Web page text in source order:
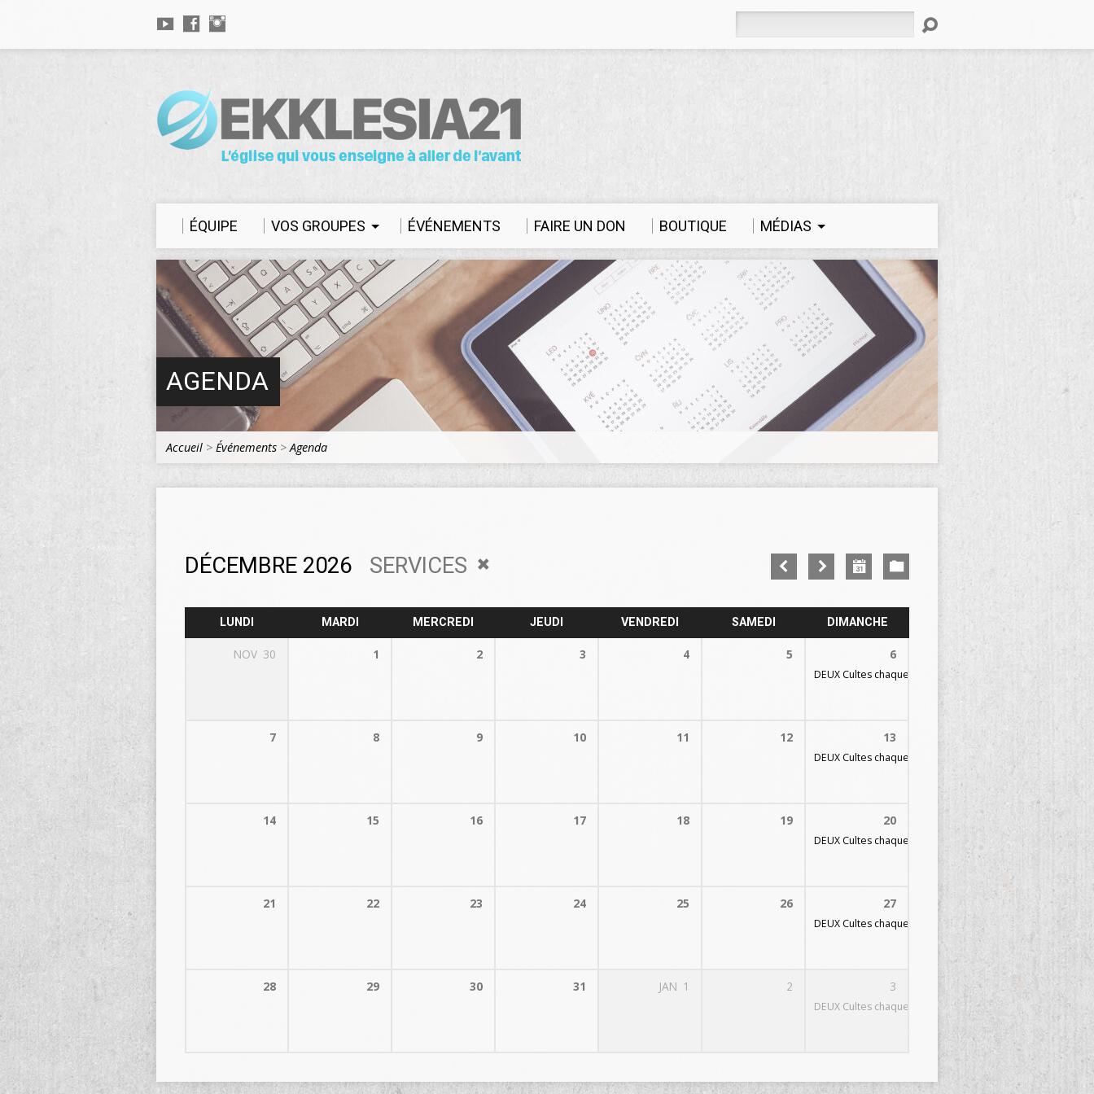
ÉQUIPE VOS GROUPES ÉVÉNEMENTS FAIRE UN DON BOUTIQUE MÉDIAS
AGENDA
Accueil > Événements >Agenda
DÉCEMBRE 2026 SERVICES
LUNDI MARDI MERCREDI JEUDI VENDREDI SAMEDI DIMANCHE
NOV 30 1 2 3 4 5 6
DEUX Cultes chaque dimanche 09h30 et 11h30
7 8 9 10 11 12 13
DEUX Cultes chaque dimanche 09h30 et 11h30
14 15 16 17 18 19 20
DEUX Cultes chaque dimanche 09h30 et 11h30
21 22 23 24 25 26 27
DEUX Cultes chaque dimanche 09h30 et 11h30
28 29 30 31 JAN 1 2 3
DEUX Cultes chaque dimanche 09h30 et 11h30